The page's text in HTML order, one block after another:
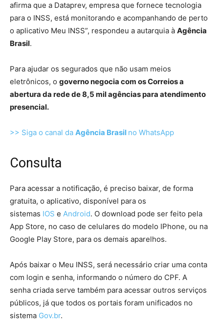
afirma que a Dataprev, empresa que fornece tecnologia
para o INSS, está monitorando e acompanhando de perto
o aplicativo Meu INSS”, respondeu a autarquia à Agência
Brasil.
Para ajudar os segurados que não usam meios
eletrônicos, o governo negocia com os Correios a
abertura da rede de 8,5 mil agências para atendimento
presencial.
>> Siga o canal da Agência Brasil no WhatsApp
Consulta
Para acessar a notificação, é preciso baixar, de forma
gratuita, o aplicativo, disponível para os
sistemas IOS e Android. O download pode ser feito pela
App Store, no caso de celulares do modelo IPhone, ou na
Google Play Store, para os demais aparelhos.
Após baixar o Meu INSS, será necessário criar uma conta
com login e senha, informando o número do CPF. A
senha criada serve também para acessar outros serviços
públicos, já que todos os portais foram unificados no
sistema Gov.br.